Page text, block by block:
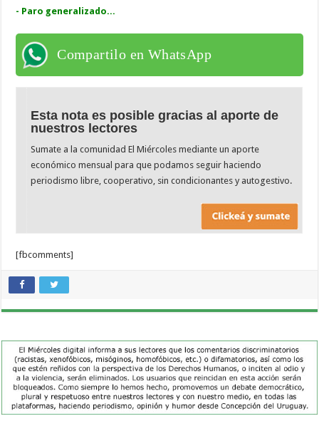
- Paro generalizado...
Compartilo en WhatsApp
Esta nota es posible gracias al aporte de
nuestros lectores
Sumate a la comunidad El Miércoles mediante un aporte
económico mensual para que podamos seguir haciendo
periodismo libre, cooperativo, sin condicionantes y autogestivo.
[fbcomments]